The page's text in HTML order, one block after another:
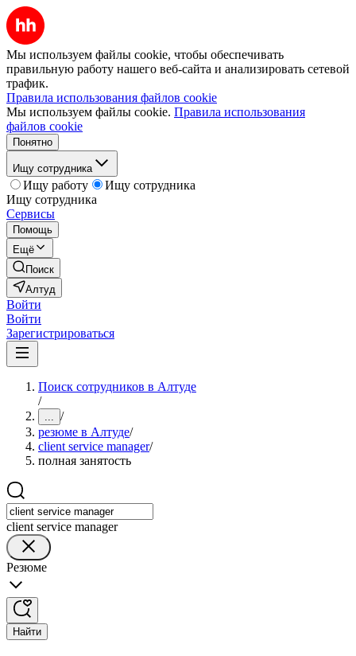
Мы используем файлы cookie, чтобы обеспечивать
правильную работу нашего веб-сайта и анализировать сетевой
трафик.
Правила использования файлов cookie
Мы используем файлы cookie. Правила использования
файлов cookie
Понятно
Ищу сотрудника
Ищу работу
Ищу сотрудника
Ищу сотрудника
Сервисы
Помощь
Ещё
Поиск
Алтуд
Войти
Войти
Зарегистрироваться
Поиск сотрудников в Алтуде
/
... /
резюме в Алтуде/
client service manager/
полная занятость
client service manager
Резюме
Найти